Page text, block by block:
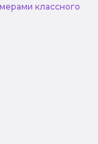
классного